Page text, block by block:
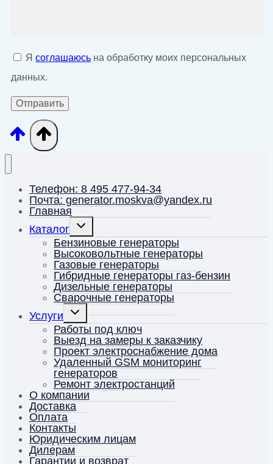
Я соглашаюсь на обработку моих персональных
данных.
Телефон: 8 495 477-94-34
Почта: generator.moskva@yandex.ru
Главная
Каталог
Переключить
меню
Бензиновые генераторы
Высоковольтные генераторы
Газовые генераторы
Гибридные генераторы газ-бензин
Дизельные генераторы
Сварочные генераторы
Услуги
Переключить
дочернее
меню
Работы под ключ
Выезд на замеры к заказчику
Проект электроснабжение дома
Удаленный GSM мониторинг
генераторов
Ремонт электростанций
О компании
Доставка
Оплата
Контакты
Юридическим лицам
Дилерам
Гарантии и возврат